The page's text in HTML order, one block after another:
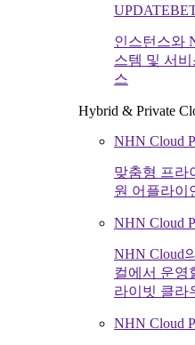
UPDATE
인스턴스와
스템 및 서
스
Hybrid & Private
NHN Cloud
맞춤형 프라
원 어플라이
NHN Cloud
NHN Cloud
컬에서 운영
라이빗 클라
NHN Cloud